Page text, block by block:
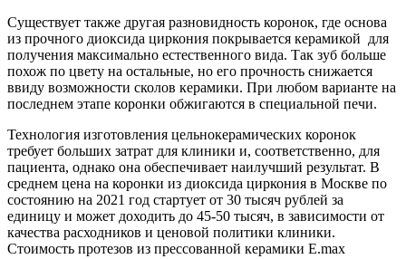
Существует также другая разновидность коронок, где основа
из прочного диоксида циркония покрывается керамикой для
получения максимально естественного вида. Так зуб больше
похож по цвету на остальные, но его прочность снижается
ввиду возможности сколов керамики. При любом варианте на
последнем этапе коронки обжигаются в специальной печи.
Технология изготовления цельнокерамических коронок
требует больших затрат для клиники и, соответственно, для
пациента, однако она обеспечивает наилучший результат. В
среднем цена на коронки из диоксида циркония в Москве по
состоянию на 2021 год стартует от 30 тысяч рублей за
единицу и может доходить до 45-50 тысяч, в зависимости от
качества расходников и ценовой политики клиники.
Стоимость протезов из прессованной керамики E.max